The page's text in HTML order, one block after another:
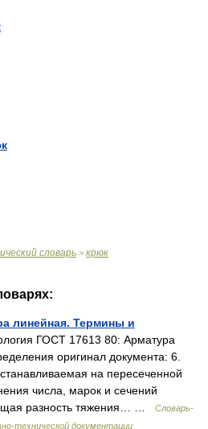
словарь > крюк
линейная. Термины и
ГОСТ 17613 80: Арматура
оригинал документа: 6.
на пересеченной
числа, марок и сечений
разность тяжения… …
Словарь-
технической документации